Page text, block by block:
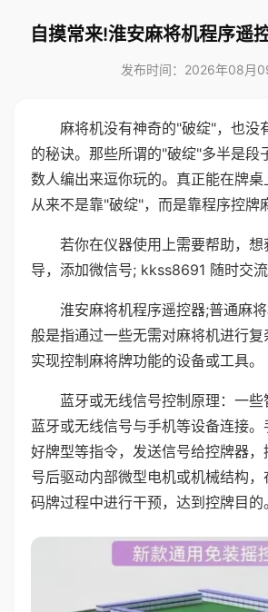
自摸常来!淮安麻将机程序遥
发布时间：2026年08月
麻将机没有神奇的"破绽"，也没
的秘诀。那些所谓的"破绽"多半是段
数人编出来逗你玩的。真正能在牌
从来不是靠"破绽"，而是靠程序控牌
若你在仪器使用上需要帮助，
导，添加微信号; kkss8691 随时交流
淮安麻将机程序遥控器;普通麻
般是指通过一些无需对麻将机进行
实现控制麻将牌功能的设备或工具。
蓝牙或无线信号控制原理：一
蓝牙或无线信号与手机等设备连接
好牌型等指令，发送信号给控牌器
号后驱动内部微型电机或机械结构，
码牌过程中进行干预，达到控牌目的。